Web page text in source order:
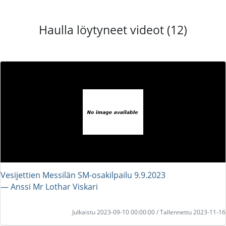
Haulla löytyneet videot (12)
Vesijettien Messilän SM-osakilpailu 9.9.2023
― Anssi Mr Lothar Viskari
Julkaistu 2023-09-10 00:00:00 / Tallennettu 2023-11-16